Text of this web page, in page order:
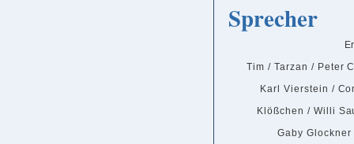
Sprecher
Tim / Tarzan / Peter
Karl Vierstein /
Klößchen / Willi
Gaby Glockner